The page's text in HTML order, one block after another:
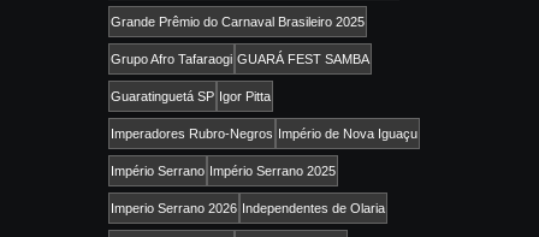
Grande Prêmio do Carnaval Brasileiro 2025
Grupo Afro Tafaraogi GUARÁ FEST SAMBA
Guaratinguetá SP Igor Pitta
Imperadores Rubro-Negros Império de Nova Iguaçu
Império Serrano Império Serrano 2025
Imperio Serrano 2026 Independentes de Olaria